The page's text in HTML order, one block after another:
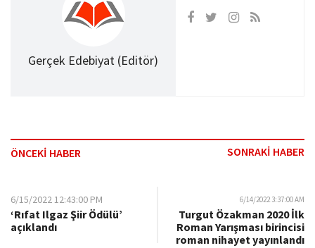
Gerçek Edebiyat (Editör)
ÖNCEKİ HABER SONRAKİ HABER
6/15/2022 12:43:00 PM
‘Rıfat Ilgaz Şiir Ödülü’
açıklandı
6/14/2022 3:37:00 AM
Turgut Özakman 2020 İlk
Roman Yarışması birincisi
roman nihayet yayınlandı